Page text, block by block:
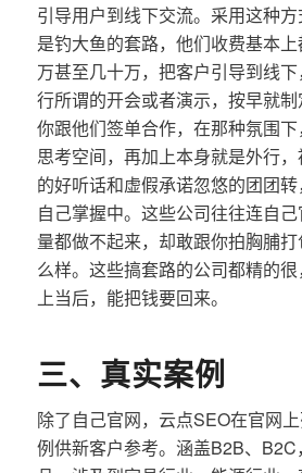
引导用户到线下交流。采用这种
是钓大鱼的套路，他们收费基本
万甚至几十万，把客户引导到线
行所谓的开会或者演示，按早就
你跟他们签单合作，在那种氛围
思考空间，再加上本身就是外行
的好听话和虚假承诺忽悠的团团
自己掌握中。这些公司往往连自
量都做不起来，却敢跟你拍胸脯
么样。这些搞套路的公司都精的
上当后，能把钱要回来。
三、真实案例
除了自己官网，云点SEO在官网
例供新客户参考。涵盖B2B、